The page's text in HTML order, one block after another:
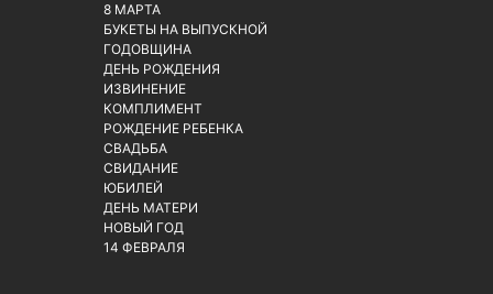
8 МАРТА
БУКЕТЫ НА ВЫПУСКНОЙ
ГОДОВЩИНА
ДЕНЬ РОЖДЕНИЯ
ИЗВИНЕНИЕ
КОМПЛИМЕНТ
РОЖДЕНИЕ РЕБЕНКА
СВАДЬБА
СВИДАНИЕ
ЮБИЛЕЙ
ДЕНЬ МАТЕРИ
НОВЫЙ ГОД
14 ФЕВРАЛЯ